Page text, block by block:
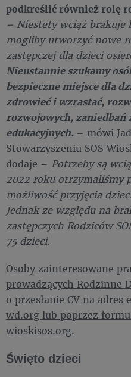
podkreślić również rolę
– Niestety wciąż brakuje
mogliby utworzyć nowe
zastępczej dla dzieci
Nieustannie szukamy
bezpieczne miejsce dla
zdrowieć i wzrastać,
rozwojowych, zaniedbań
edukacyjnych. ­– mówi
Stowarzyszeniu SOS
dodaje – Potrzeby są
2022 roku otrzymaliśmy
możliwość przyjęcia
Jednak ze względu na
zastępczych Rodziców
75 dzieci.
Osoby zainteresowane
prowadzących Rodzinne
o przesłanie CV na
wd.org lub poprzez
wioskisos.org.
Święto dzieci